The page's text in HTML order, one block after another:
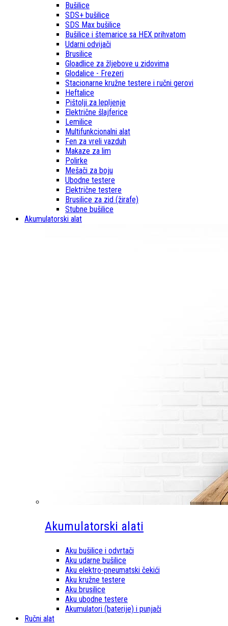
Bušilice
SDS+ bušilice
SDS Max bušilice
Bušilice i štemarice sa HEX prihvatom
Udarni odvijači
Brusilice
Gloadlice za žljebove u zidovima
Glodalice - Frezeri
Stacionarne kružne testere i ručni gerovi
Heftalice
Pištolji za lepljenje
Električne šlajferice
Lemilice
Multifunkcionalni alat
Fen za vreli vazduh
Makaze za lim
Polirke
Mešači za boju
Ubodne testere
Električne testere
Brusilice za zid (žirafe)
Stubne bušilice
Akumulatorski alat
Akumulatorski alati
Aku bušilice i odvrtači
Aku udarne bušilice
Aku elektro-pneumatski čekići
Aku kružne testere
Aku brusilice
Aku ubodne testere
Akumulatori (baterije) i punjači
Ručni alat